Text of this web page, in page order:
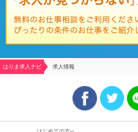
はりま求人ナビ 求人情報